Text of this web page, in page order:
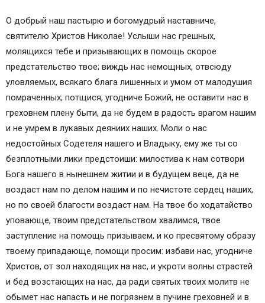
О добрый наш пастырю и богомудрый наставниче,
святителю Христов Николае! Услыши нас грешных,
молящихся тебе и призывающих в помощь скорое
предстательство твое; виждь нас немощных, отвсюду
уловляемых, всякаго блага лишенных и умом от малодушия
помраченных; потщися, угодниче Божий, не оставити нас в
греховнем плену быти, да не будем в радость врагом нашим
и не умрем в лукавых деяниих наших. Моли о нас
недостойных Содетеля нашего и Владыку, ему же ты со
безплотными лики предстоиши: милостива к нам сотвори
Бога нашего в нынешнем житии и в будущем веце, да не
воздаст нам по делом нашим и по нечистоте сердец наших,
но по своей благости воздаст нам. На твое бо ходатайство
уповающе, твоим предстательством хвалимся, твое
заступление на помощь призываем, и ко пресвятому образу
твоему припадающе, помощи просим: избави нас, угодниче
Христов, от зол находящих на нас, и укроти волны страстей
и бед возстающих на нас, да ради святых твоих молитв не
обымет нас напасть и не погрязнем в пучине греховней и в